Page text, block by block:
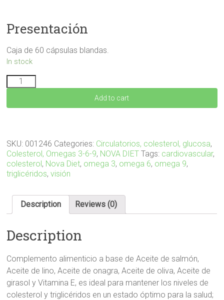
Presentación
Caja de 60 cápsulas blandas.
In stock
OMETRIX
60
quantity
Add to cart
SKU: 001246 Categories: Circulatorios, colesterol, glucosa,
Colesterol, Omegas 3-6-9, NOVA DIET Tags: cardiovascular,
colesterol, Nova Diet, omega 3, omega 6, omega 9,
triglicéridos,visión
Description Reviews (0)
Description
Complemento alimenticio a base de Aceite de salmón,
Aceite de lino, Aceite de onagra, Aceite de oliva, Aceite de
girasol y Vitamina E, es ideal para mantener los niveles de
colesterol y triglicéridos en un estado óptimo para la salud;